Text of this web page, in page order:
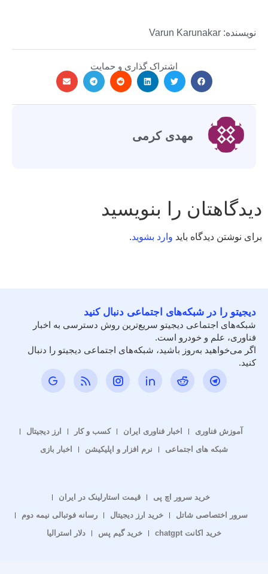
نویسنده: Varun Karunakar
اشتراک گذاری و حمایت
مهدی کرمی
دیدگاهتان را بنویسید
برای نوشتن دیدگاه باید وارد بشوید.
دیجیتو را در شبکه‌های اجتماعی دنبال کنید
شبکه‌های اجتماعی دیجیتو سریع‌ترین روش دسترسی به اخبار
فناوری، علم و خودرو است.
اگر می‌خواهید به‌روز باشید، شبکه‌های اجتماعی دیجیتو را دنبال
کنید.
آموزش فناوری اخبار فناوری ایران کسب و کار
ارز دیجیتال
شبکه های اجتماعی
نرم افزار و اپلیکیشن اخبار بازی
خرید سرور اچ پی
قیمت استارلینک در ایران
سرور اختصاصی شاتل
خرید ارز دیجیتال
رسانه فوتبالی نیمه دوم
خرید اکانت chatgpt
خرید گیم پس دلار استرالیا